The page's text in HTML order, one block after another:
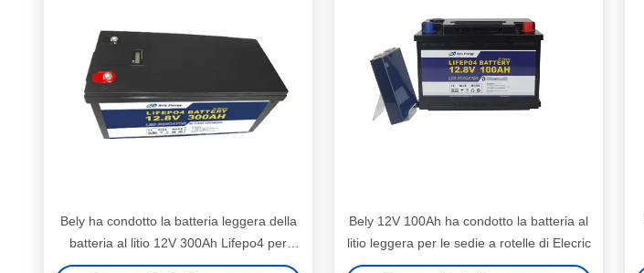
Bely ha condotto la batteria leggera della
batteria al litio 12V 300Ah Lifepo4 per
prato inglese solare
Bely 12V 100Ah ha condotto la batteria al
litio leggera per le sedie a rotelle di Elecric